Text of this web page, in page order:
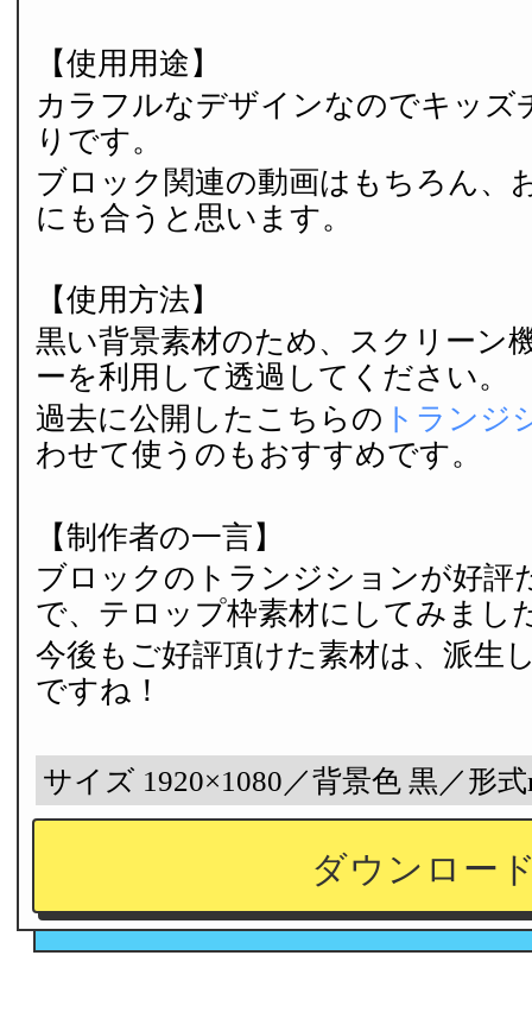
ダウンロー
【使用用途】
カラフルなデザインなのでキッズ
りです。
ブロック関連の動画はもちろん、
にも合うと思います。
【使用方法】
黒い背景素材のため、スクリーン
ーを利用して透過してください。
過去に公開したこちらの トランジ
わせて使うのもおすすめです。
【制作者の一言】
ブロックのトランジションが好評
で、テロップ枠素材にしてみまし
今後もご好評頂けた素材は、派生
ですね！
サイズ 1920×1080／背景色 黒／形式